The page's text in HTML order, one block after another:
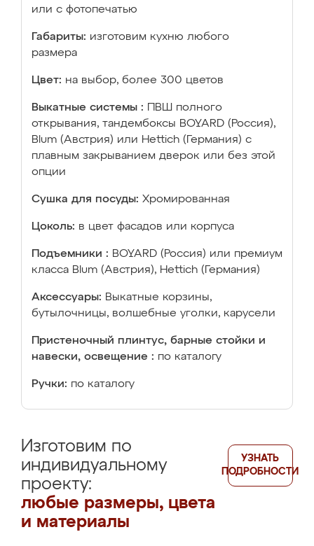
или с фотопечатью
Габариты: изготовим кухню любого
размера
Цвет: на выбор, более 300 цветов
Выкатные системы :
ПВШ полного
открывания, тандембоксы BOYARD (Россия),
Blum (Австрия) или Hettich (Германия) с
плавным закрыванием дверок или без этой
опции
Сушка для посуды: Хромированная
Цоколь: в цвет фасадов или корпуса
Подъемники : BOYARD (Россия) или премиум
класса Blum (Австрия), Hettich (Германия)
Аксессуары: Выкатные корзины,
бутылочницы, волшебные уголки, карусели
Пристеночный плинтус, барные стойки и
навески, освещение : по каталогу
Ручки: по каталогу
Изготовим по
индивидуальному
проекту:
любые размеры, цвета
и материалы
УЗНАТЬ
ПОДРОБНОСТИ